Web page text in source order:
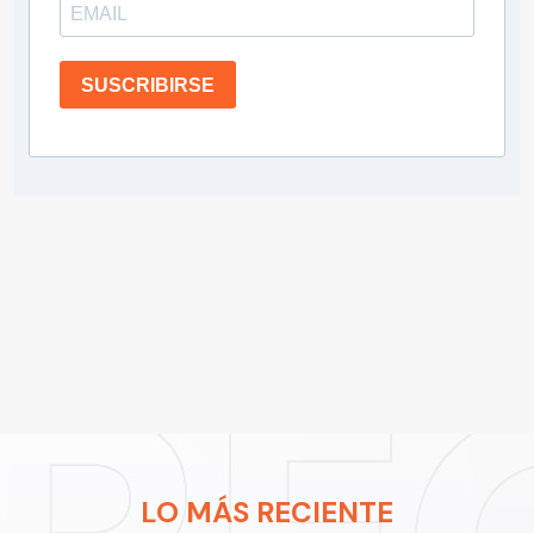
SUSCRIBIRSE
LO MÁS RECIENTE